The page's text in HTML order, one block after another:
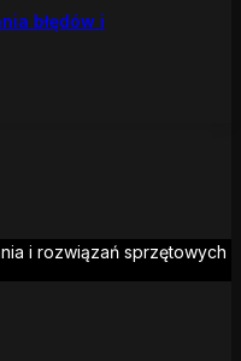
błędów i
i rozwiązań sprzętowych